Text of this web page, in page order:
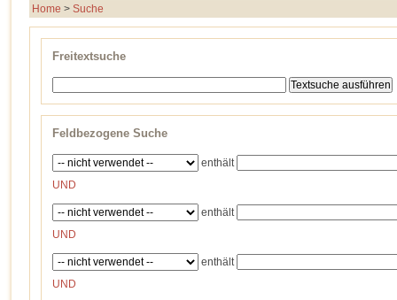
Home > Suche
Freitextsuche
Feldbezogene Suche
enthält
UND
enthält
UND
enthält
UND